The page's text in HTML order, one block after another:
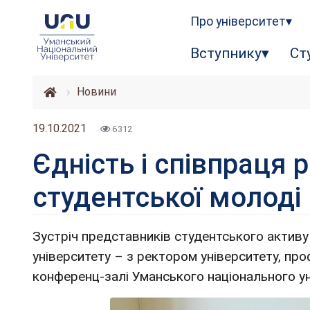
Про університет
Вступнику
Новини
19.10.2021 6312
Єдність і співпраця
студентської молоді
Зустріч представників студентського
університету – з ректором університету,
конференц-залі Уманського національного